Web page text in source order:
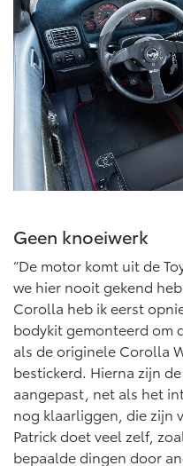
Vanaf € 46.301,-
Land Cruiser (excl. BTW)
Vanaf € 89.986,-
Geen knoeiwerk
“De motor komt uit de
we hier nooit gekend
Corolla heb ik eerst
bodykit gemonteerd om
als de originele Corolla
bestickerd. Hierna zijn
aangepast, net als het
nog klaarliggen, die zijn
Patrick doet veel zelf,
bepaalde dingen door